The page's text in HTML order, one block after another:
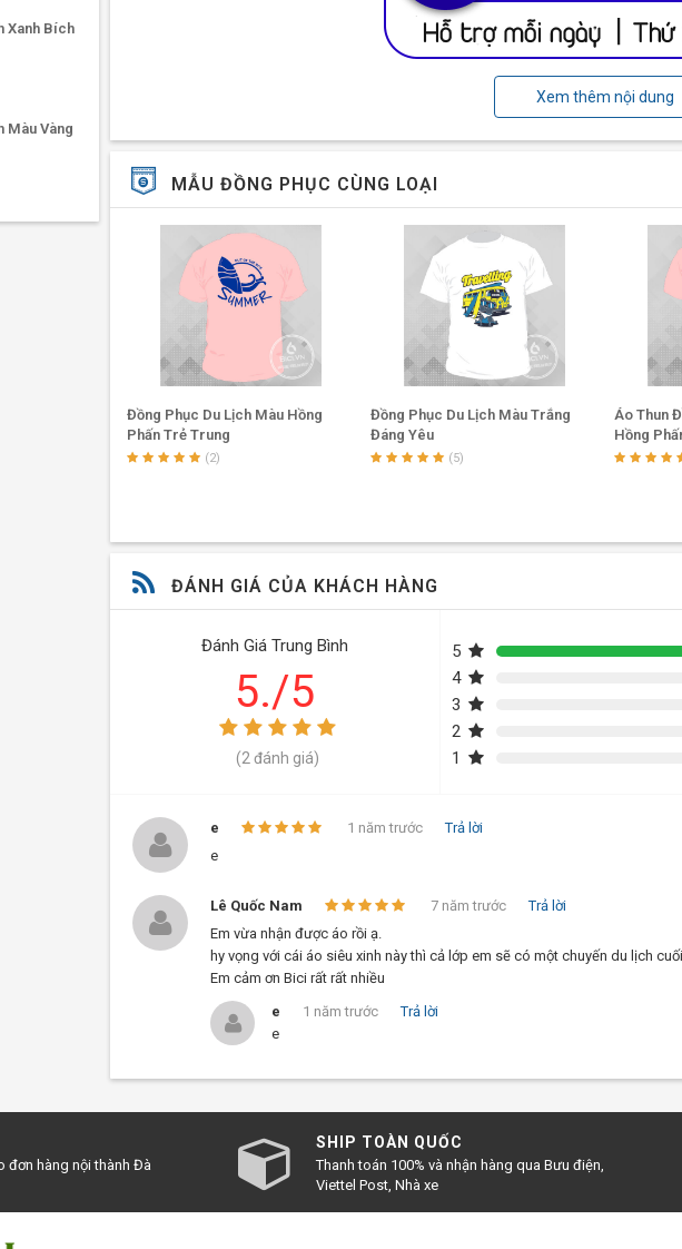
Áo thun du lịch màu đen cho những người cá tính
✔Màu sắc: Màu đen cá tính đảm bảo sẽ mang lại cho bạn và cả
phông màu đen dễ dàng kết hợp với các loại trang phục và phụ kiện
chưa bao giờ lỗi thời.
Hình in: Mặt trước của chiếc áo là hình con tàu lớn giữa biển khơi
đi thú vị và ý nghĩa. Những ly cocktail trên mặt sau chiếc áo liệu có
vàng nổi bật và độc đáo trên nền áo đen, tạo ra phong cách riêng cho
Chất liệu vải: Với chất liệu vải cotton co dãn 4 chiều, có đặc tính
hợp nhất cho chuyến du lịch của bạn.
Những điều cần lưu ý khi đi du lịch nhóm
✔Xem trước review du lịch, lên kế hoạch vui chơi
Hãy mang đầy đủ dụng cụ, vật dụng cần thiết nhất
Chọn balo, túi xách tiện lợi, đặc biệt lựa chọn trang phục phù hợp
Đừng mang quá nhiều tiền hay trang sức quý giá
✔ Xem dự báo thời tiết
✔Sau những chia sẻ trên, hy vọng các bạn sẽ có một chuyến du lịch
Xem thêm nội dung
MẪU ĐỒNG PHỤC CÙNG LOẠI
Đồng Phục Du Lịch Màu Hồng
Phấn Trẻ Trung
(2)
Đồng Phục Du Lịch Màu Trắng
Đáng Yêu
(5)
Áo Thun
Hồng
ĐÁNH GIÁ CỦA KHÁCH HÀNG
Đánh Giá Trung Bình
5./5
(2 đánh giá)
5
4
3
2
1
e 1 năm trước
Trả lời
e
Lê Quốc Nam 7 năm trước
Trả lời
Em vừa nhận được áo rồi ạ.
hy vọng với cái áo siêu xinh này thì cả lớp em sẽ có một chuyến du lịch
Em cảm ơn Bici rất rất nhiều
e
1 năm trước
Trả lời
e
Xanh Bích
Màu Vàng
đơn hàng nội thành Đà
SHIP TOÀN QUỐC
Thanh toán 100% và nhận hàng qua Bưu điện,
Viettel Post, Nhà xe